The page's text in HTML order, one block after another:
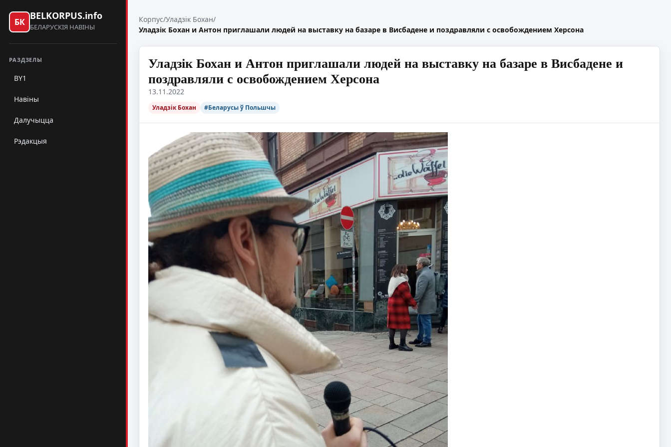
БК
BELKORPUS.info
БЕЛАРУСКІЯ НАВІНЫ
РАЗДЗЕЛЫ
BY1
Навіны
Далучыцца
Рэдакцыя
Корпус/Уладзік Бохан/
Уладзік Бохан и Антон приглашали людей на выставку на базаре в Висбадене и поздравляли с освобождением Херсона
Уладзік Бохан и Антон приглашали людей на выставку на базаре в Висбадене и
поздравляли с освобождением Херсона
13.11.2022
Уладзік Бохан #Беларусы ў Польшчы